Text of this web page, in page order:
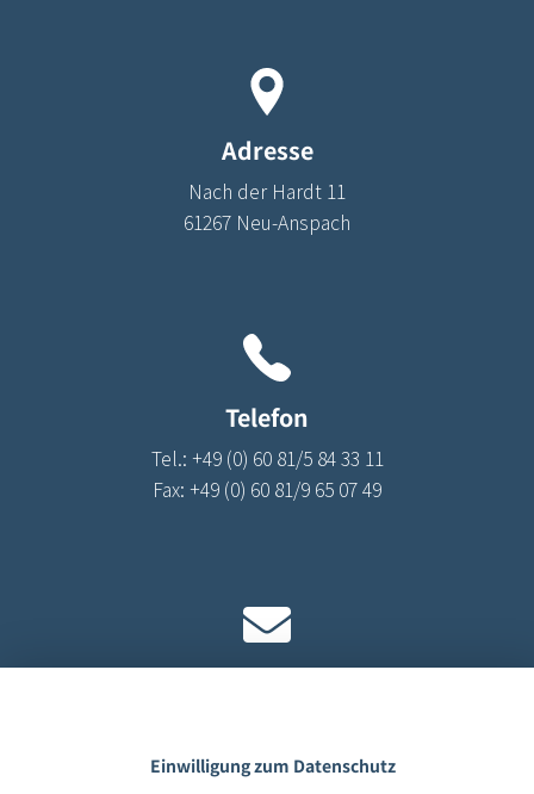
Adresse
Nach der Hardt 11
61267 Neu-Anspach
Telefon
Tel.: +49 (0) 60 81/5 84 33 11
Fax: +49 (0) 60 81/9 65 07 49
Impressum
Datenschutz | AGB
Einwilligung zum Datenschutz